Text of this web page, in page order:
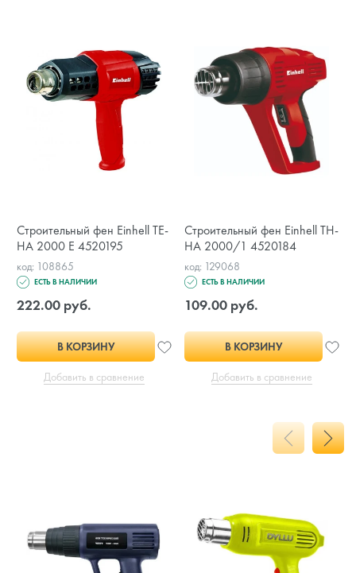
Строительный фен Einhell TE-
HA 2000 E 4520195
код: 108865
ЕСТЬ В НАЛИЧИИ
222.00 руб.
В КОРЗИНУ
Добавить в сравнение
Строительный фен Einhell TH-
HA 2000/1 4520184
код: 129068
ЕСТЬ В НАЛИЧИИ
109.00 руб.
В КОРЗИНУ
Добавить в сравнение